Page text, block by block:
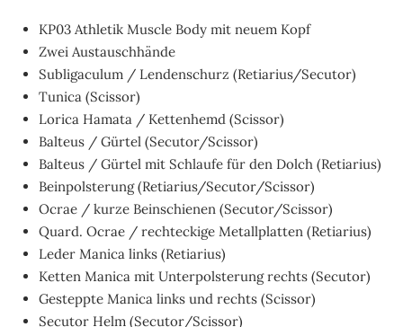
KP03 Athletik Muscle Body mit neuem Kopf
Zwei Austauschhände
Subligaculum / Lendenschurz (Retiarius/Secutor)
Tunica (Scissor)
Lorica Hamata / Kettenhemd (Scissor)
Balteus / Gürtel (Secutor/Scissor)
Balteus / Gürtel mit Schlaufe für den Dolch (Retiarius)
Beinpolsterung (Retiarius/Secutor/Scissor)
Ocrae / kurze Beinschienen (Secutor/Scissor)
Quard. Ocrae / rechteckige Metallplatten (Retiarius)
Leder Manica links (Retiarius)
Ketten Manica mit Unterpolsterung rechts (Secutor)
Gesteppte Manica links und rechts (Scissor)
Secutor Helm (Secutor/Scissor)